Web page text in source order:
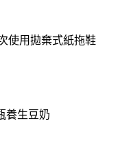
使用拋棄式紙拖鞋
養生豆奶